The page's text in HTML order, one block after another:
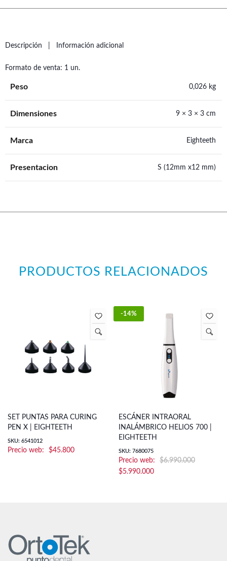
Descripción Información adicional
Formato de venta: 1 un.
Peso 0,026 kg
Dimensiones 9 × 3 × 3 cm
Marca Eighteeth
Presentacion S (12mm x12 mm)
PRODUCTOS RELACIONADOS
SET PUNTAS PARA CURING
PEN X | EIGHTEETH
SKU: 6541012
$45.800
-14%
ESCÁNER INTRAORAL
INALÁMBRICO HELIOS 700 |
EIGHTEETH
SKU: 7680075
$6.990.000
El
$5.990.000El